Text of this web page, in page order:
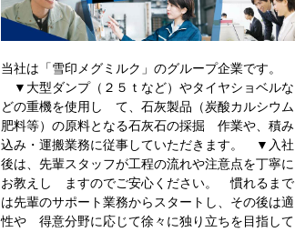
当社は「雪印メグミルク」のグループ企業です。
▼大型ダンプ（２５ｔなど）やタイヤショベルな
どの重機を使用し て、石灰製品（炭酸カルシウム
肥料等）の原料となる石灰石の採掘 作業や、積み
込み・運搬業務に従事していただきます。 ▼入社
後は、先輩スタッフが工程の流れや注意点を丁寧に
お教えし ますのでご安心ください。 慣れるまで
は先輩のサポート業務からスタートし、その後は適
性や 得意分野に応じて徐々に独り立ちを目指して